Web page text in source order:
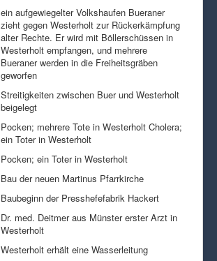
ein aufgewiegelter Volkshaufen Bueraner
zieht gegen Westerholt zur Rückerkämpfung
alter Rechte. Er wird mit Böllerschüssen in
Westerholt empfangen, und mehrere
Bueraner werden in die Freiheitsgräben
geworfen
Streitigkeiten zwischen Buer und Westerholt
beigelegt
Pocken; mehrere Tote in Westerholt Cholera;
ein Toter in Westerholt
Pocken; ein Toter in Westerholt
Bau der neuen Martinus Pfarrkirche
Baubeginn der Presshefefabrik Hackert
Dr. med. Deitmer aus Münster erster Arzt in
Westerholt
Westerholt erhält eine Wasserleitung